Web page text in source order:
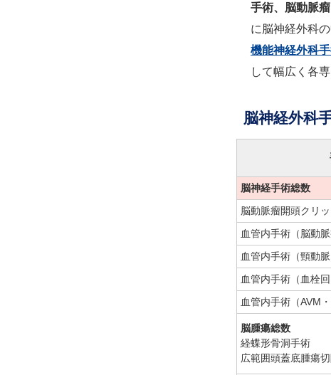
手術、脳動脈
に脳神経外科
機能神経外科
して幅広く各
脳神経外科
脳神経手術総数
脳動脈瘤開頭クリ
血管内手術（脳動脈
血管内手術（頸動脈
血管内手術（血栓回
血管内手術（AVM・
脳腫瘍総数
経蝶形骨洞手術
広範囲頭蓋底腫瘍